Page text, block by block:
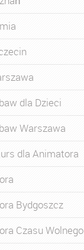
dla Dzieci
Warszawa
dla Animatora
Bydgoszcz
Czasu Wolnego